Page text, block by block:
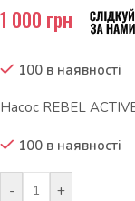
1 000 грн
100 в наявності
Насос REBEL
100 в наявності
- +